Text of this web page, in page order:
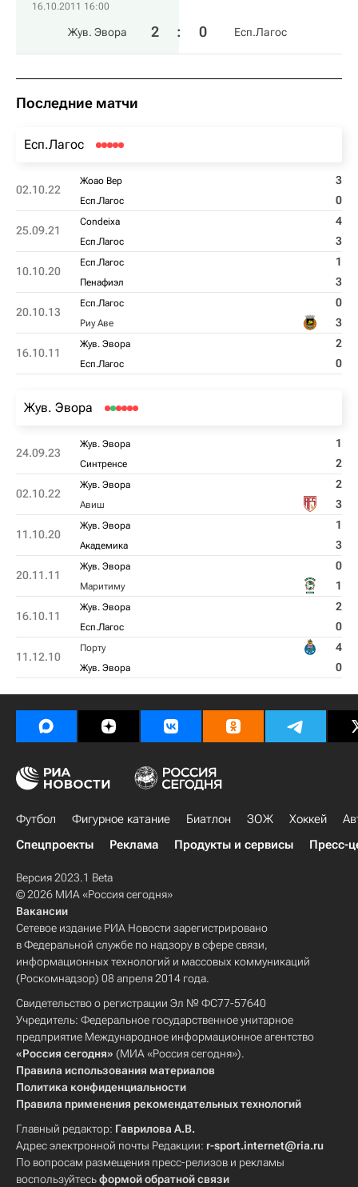
16.10.2011 16:00
Жув. Эвора 2 : 0 Есп.Лагос
Последние матчи
Есп.Лагос
02.10.22
Жоао Вер 3
Есп.Лагос 0
25.09.21
Condeixa 4
Есп.Лагос 3
10.10.20
Есп.Лагос 1
Пенафиэл 3
20.10.13
Есп.Лагос 0
Риу Аве 3
16.10.11
Жув. Эвора 2
Есп.Лагос 0
Жув. Эвора
24.09.23
Жув. Эвора 1
Синтренсе 2
02.10.22
Жув. Эвора 2
Авиш 3
11.10.20
Жув. Эвора 1
Академика 3
20.11.11
Жув. Эвора 0
Маритиму 1
16.10.11
Жув. Эвора 2
Есп.Лагос 0
11.12.10
Порту 4
Жув. Эвора 0
Футбол Фигурное катание Биатлон ЗОЖ Хоккей
Спецпроекты
Реклама Продукты и сервисы Пресс-
Версия 2023.1 Beta
© 2026 МИА «Россия сегодня»
Вакансии
Сетевое издание РИА Новости зарегистрировано
в Федеральной службе по надзору в сфере связи,
информационных технологий и массовых коммуникаций
(Роскомнадзор) 08 апреля 2014 года.
Свидетельство о регистрации Эл № ФС77-57640
Учредитель: Федеральное государственное унитарное
предприятие Международное информационное агентство
«Россия сегодня» (МИА «Россия сегодня»).
Правила использования материалов
Политика конфиденциальности
Правила применения рекомендательных технологий
Главный редактор: Гаврилова А.В.
Адрес электронной почты Редакции: r-sport.internet@ria.ru
По вопросам размещения пресс-релизов и рекламы
воспользуйтесьформой обратной связи